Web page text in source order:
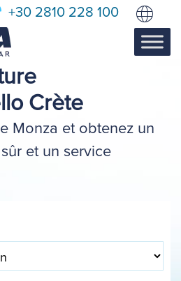
+30 2810 228 100
Crète
Monza et obtenez un
et un service